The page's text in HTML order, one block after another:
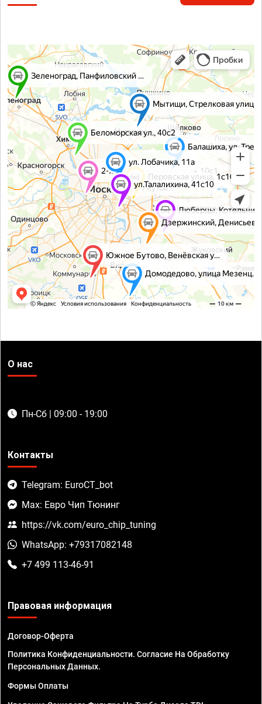
О нас
Пн-Сб | 09:00 - 19:00
Контакты
Telegram: EuroCT_bot
Max: Евро Чип Тюнинг
https://vk.com/euro_chip_tuning
WhatsApp: +79317082148
+7 499 113-46-91
Правовая информация
Договор-Оферта
Политика Конфиденциальности. Согласие На Обработку
Персональных Данных.
Формы Оплаты